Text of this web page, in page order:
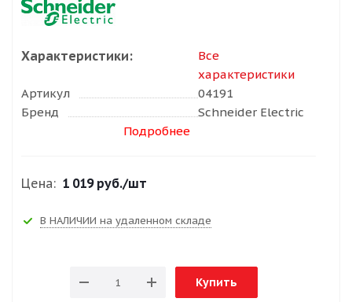
Характеристики:
Все
характеристики
Артикул
04191
Бренд
Schneider Electric
Подробнее
Цена: 1 019 руб./шт
В НАЛИЧИИ на удаленном складе
Купить